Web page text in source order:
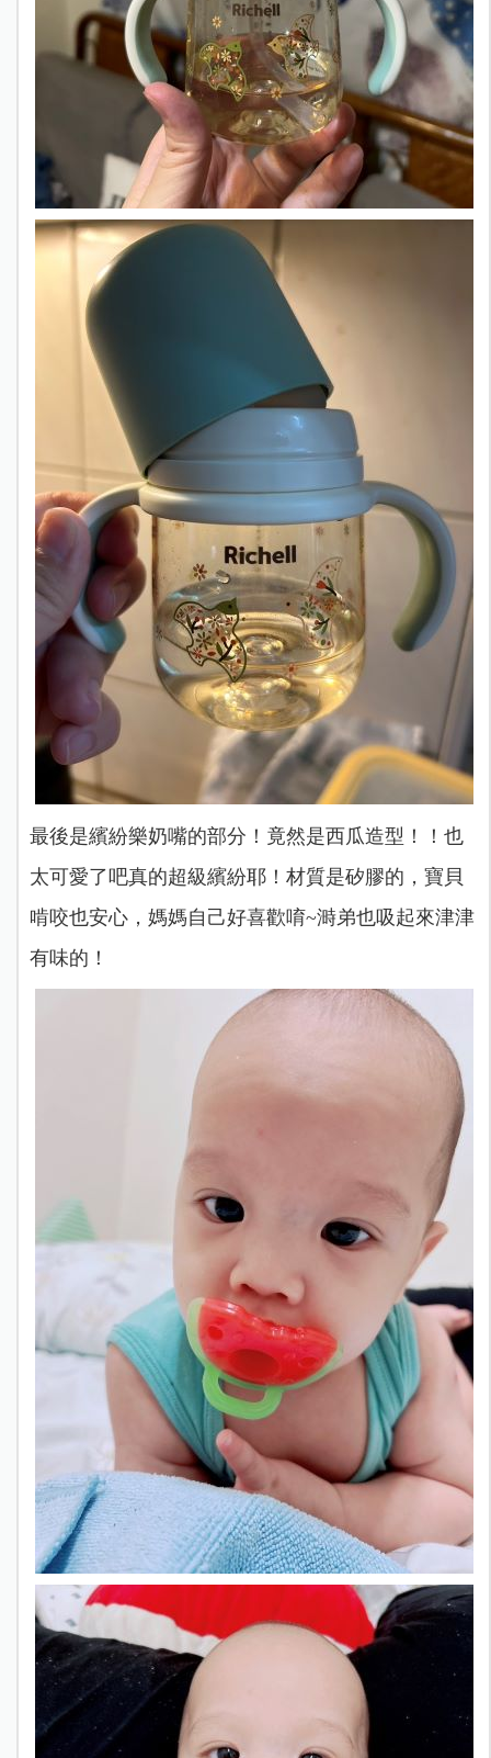
最後是繽紛樂奶嘴的部分！竟然是西瓜造型！！也
太可愛了吧真的超級繽紛耶！材質是矽膠的，寶貝
啃咬也安心，媽媽自己好喜歡唷~溡弟也吸起來津津
有味的！